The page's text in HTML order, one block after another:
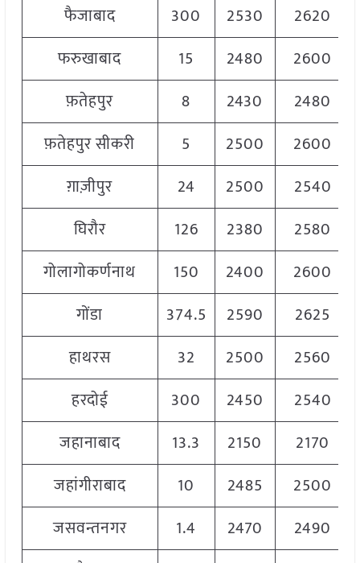
फैजाबाद
300 2530 2620
फरुखाबाद
15 2480
2600
फ़तेहपुर
8 2430 2480
फ़तेहपुर सीकरी
5 2500 2600
ग़ाज़ीपुर
24 2500 2540
घिरौर
126 2380 2580
गोलागोकर्णनाथ
150 2400 2600
गोंडा
374.5 2590 2625
हाथरस
32 2500 2560
हरदोई
300 2450 2540
जहानाबाद
13.3 2150
2170
जहांगीराबाद
10 2485 2500
जसवन्तनगर
1.4 2470 2490